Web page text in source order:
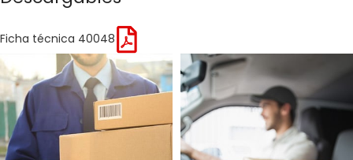
Ficha técnica 40048